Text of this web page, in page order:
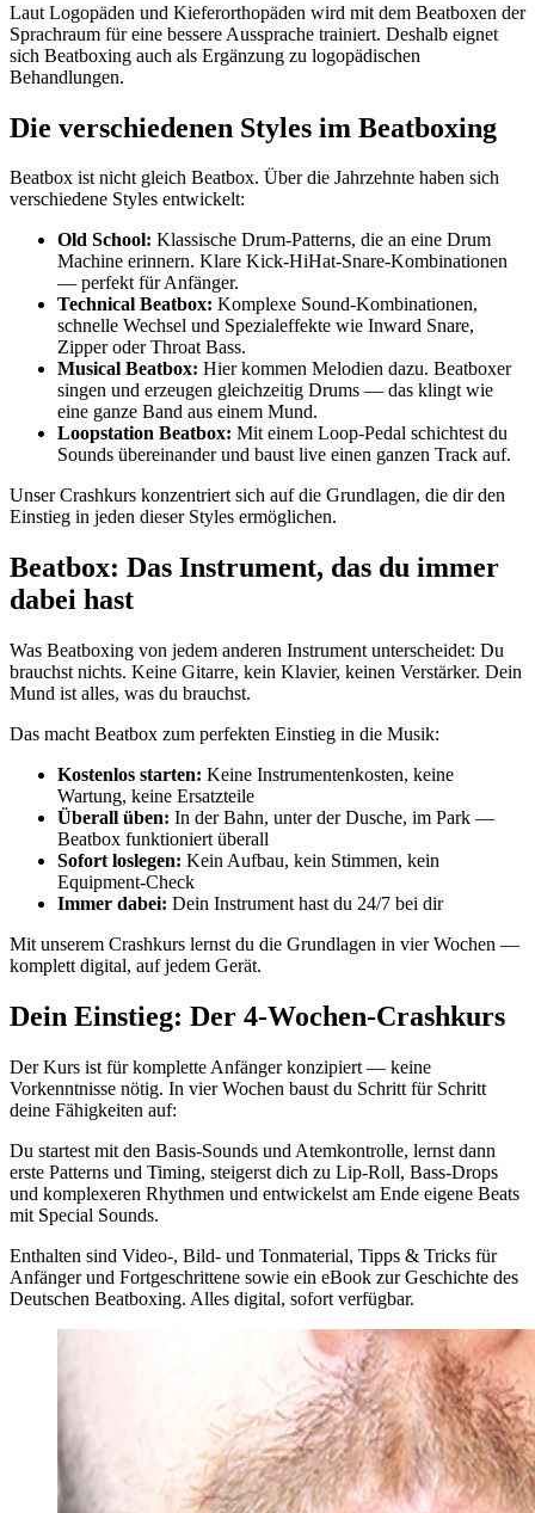
Laut Logopäden und Kieferorthopäden wird mit dem Beatboxen der
Sprachraum für eine bessere Aussprache trainiert. Deshalb eignet
sich Beatboxing auch als Ergänzung zu logopädischen
Behandlungen.
Die verschiedenen Styles im Beatboxing
Beatbox ist nicht gleich Beatbox. Über die Jahrzehnte haben sich
verschiedene Styles entwickelt:
Old School: Klassische Drum-Patterns, die an eine Drum
Machine erinnern. Klare Kick-HiHat-Snare-Kombinationen
— perfekt für Anfänger.
Technical Beatbox: Komplexe Sound-Kombinationen,
schnelle Wechsel und Spezialeffekte wie Inward Snare,
Zipper oder Throat Bass.
Musical Beatbox: Hier kommen Melodien dazu. Beatboxer
singen und erzeugen gleichzeitig Drums — das klingt wie
eine ganze Band aus einem Mund.
Loopstation Beatbox: Mit einem Loop-Pedal schichtest du
Sounds übereinander und baust live einen ganzen Track auf.
Unser Crashkurs konzentriert sich auf die Grundlagen, die dir den
Einstieg in jeden dieser Styles ermöglichen.
Beatbox: Das Instrument, das du immer
dabei hast
Was Beatboxing von jedem anderen Instrument unterscheidet: Du
brauchst nichts. Keine Gitarre, kein Klavier, keinen Verstärker. Dein
Mund ist alles, was du brauchst.
Das macht Beatbox zum perfekten Einstieg in die Musik:
Kostenlos starten: Keine Instrumentenkosten, keine
Wartung, keine Ersatzteile
Überall üben: In der Bahn, unter der Dusche, im Park —
Beatbox funktioniert überall
Sofort loslegen: Kein Aufbau, kein Stimmen, kein
Equipment-Check
Immer dabei: Dein Instrument hast du 24/7 bei dir
Mit unserem Crashkurs lernst du die Grundlagen in vier Wochen —
komplett digital, auf jedem Gerät.
Dein Einstieg: Der 4-Wochen-Crashkurs
Der Kurs ist für komplette Anfänger konzipiert — keine
Vorkenntnisse nötig. In vier Wochen baust du Schritt für Schritt
deine Fähigkeiten auf:
Du startest mit den Basis-Sounds und Atemkontrolle, lernst dann
erste Patterns und Timing, steigerst dich zu Lip-Roll, Bass-Drops
und komplexeren Rhythmen und entwickelst am Ende eigene Beats
mit Special Sounds.
Enthalten sind Video-, Bild- und Tonmaterial, Tipps & Tricks für
Anfänger und Fortgeschrittene sowie ein eBook zur Geschichte des
Deutschen Beatboxing. Alles digital, sofort verfügbar.